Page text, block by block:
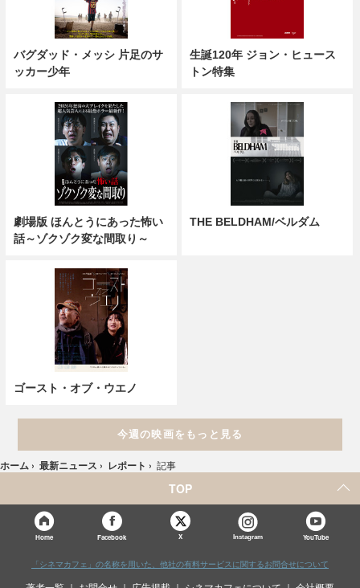
バグダッド・メッシ 片足のサ
ッカー少年
生誕120年 ジョン・ヒュース
トン特集
劇場版 ほんとうにあった怖い
話～ゾクゾク変な間取り～
THE BELDHAM/ベルダム
ゴースト・オブ・ウエノ
今週の映画をもっと見る
ホーム › 最新ニュース › レポート › 記事
TOP
Home Facebook X Instagram YouTube
「シネマカフェ」の名称を用いた、他社の有料サービスに関するお問合せについて